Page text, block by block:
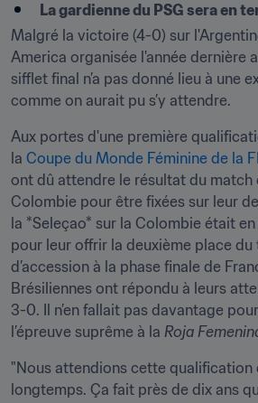
La gardienne du PSG sera en
Malgré la victoire (4-0) sur
America organisée l'année dernière
sifflet final n’a pas donné lieu à une
comme on aurait pu s’y attendre.
Aux portes d'une première
la Coupe du Monde Féminine de la
ont dû attendre le résultat du match
Colombie pour être fixées sur leur
la *Seleçao* sur la Colombie était
pour leur offrir la deuxième place
d’accession à la phase finale de
Brésiliennes ont répondu à leurs
3-0. Il n’en fallait pas davantage
l’épreuve suprême à la Roja
"Nous attendions cette qualification
longtemps. Ça fait près de dix ans